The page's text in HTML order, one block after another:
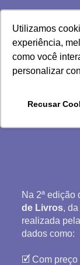
Utilizamos
experiência,
como você
personalizar
Recusar
Confira
que
Na 2ª edição
de Livros,
realizada
dados como:
🗹 Com preço